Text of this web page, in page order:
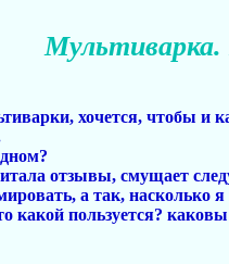
хочется, чтобы
отзывы, смущает
а так, насколько
какой пользуется?